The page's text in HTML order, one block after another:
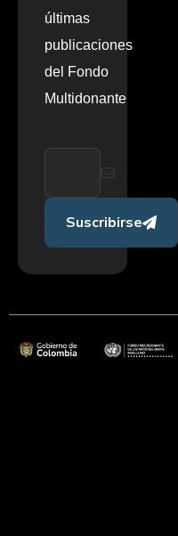
últimas
publicaciones
del Fondo
Multidonante
Suscribirse